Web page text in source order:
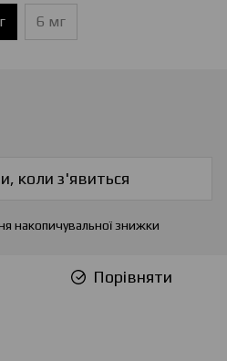
6 мг
коли з'явиться
накопичувальної знижки
Порівняти